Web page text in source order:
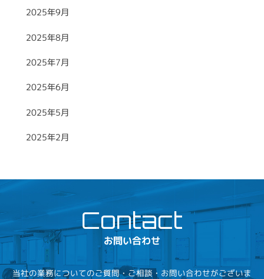
2025年9月
2025年8月
2025年7月
2025年6月
2025年5月
2025年2月
お問い合わせ
当社の業務についてのご質問・ご相談・お問い合わせがございま